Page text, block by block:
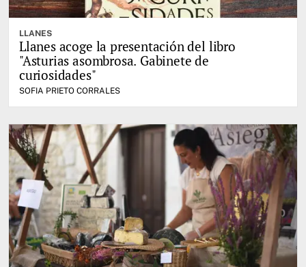
LLANES
Llanes acoge la presentación del libro
"Asturias asombrosa. Gabinete de
curiosidades"
SOFIA PRIETO CORRALES